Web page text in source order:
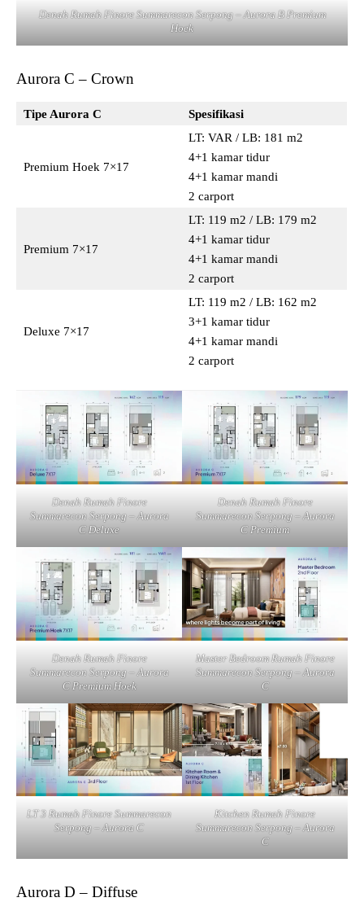
Denah Rumah Finore Summarecon Serpong – Aurora B Premium
Hoek
Aurora C – Crown
Tipe Aurora C Spesifikasi
Premium Hoek 7×17
LT: VAR / LB: 181 m2
4+1 kamar tidur
4+1 kamar mandi
2 carport
Premium 7×17
LT: 119 m2 / LB: 179 m2
4+1 kamar tidur
4+1 kamar mandi
2 carport
Deluxe 7×17
LT: 119 m2 / LB: 162 m2
3+1 kamar tidur
4+1 kamar mandi
2 carport
Denah Rumah Finore
Summarecon Serpong – Aurora
C Deluxe
Denah Rumah Finore
Summarecon Serpong – Aurora
C Premium
Denah Rumah Finore
Summarecon Serpong – Aurora
C Premium Hoek
Master Bedroom Rumah Finore
Summarecon Serpong – Aurora
C
LT 3 Rumah Finore Summarecon
Serpong – Aurora C
Kitchen Rumah Finore
Summarecon Serpong – Aurora
C
Aurora D – Diffuse